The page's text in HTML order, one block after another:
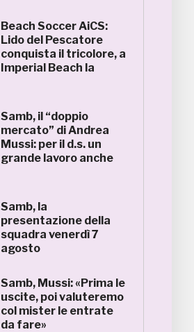
Beach Soccer AiCS:
Lido del Pescatore
conquista il tricolore, a
Imperial Beach la
Samb, il “doppio
mercato” di Andrea
Mussi: per il d.s. un
grande lavoro anche
Samb, la
presentazione della
squadra venerdì 7
agosto
Samb, Mussi: «Prima le
uscite, poi valuteremo
col mister le entrate
da fare»